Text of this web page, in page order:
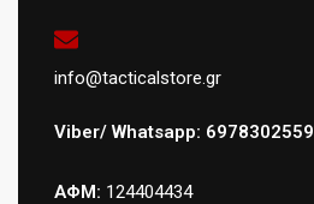
info@tacticalstore.gr
Viber/ Whatsapp: 6978302559
ΑΦΜ: 124404434